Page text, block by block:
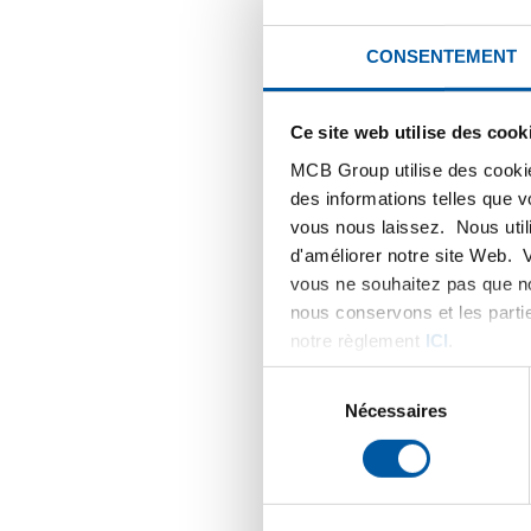
CONSENTEMENT
Ce site web utilise des
MCB Group utilise des
des informations telles que
vous nous laissez. Nous
d'améliorer notre site Web.
vous ne souhaitez pas que
nous conservons et les
notre règlement ICI
consentement
Nécessaires
Depuis
qualité.
144
59493
France
Ce